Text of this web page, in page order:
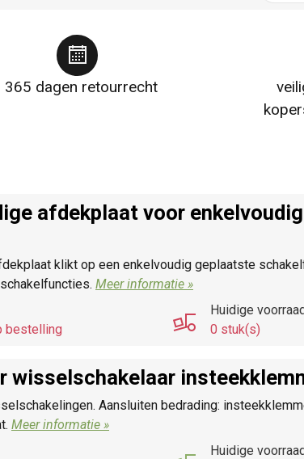
365 dagen retourrecht
afdekplaat voor
klikt op een enkelvoudig geplaatste
Meer informatie »
bestelling
Huidige
0 stuk(s)
wisselschakelaar
Aansluiten bedrading:
Meer informatie »
Huidige